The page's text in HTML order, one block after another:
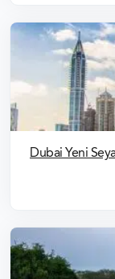
Dubai Yeni